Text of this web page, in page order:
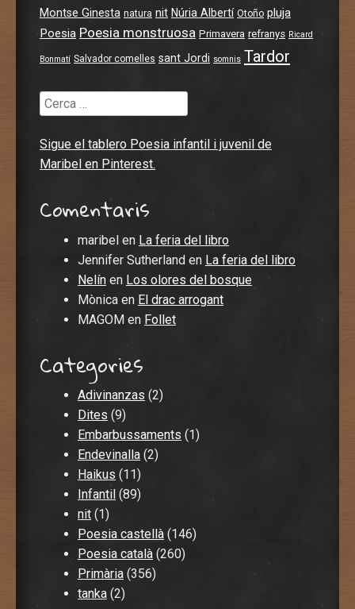
Montse Ginesta natura nit Núria Albertí Otoño pluja
Poesia Poesia monstruosa Primavera refranys Ricard
Bonmatí Salvador comelles sant Jordi somnis Tardor
Cerca
Sigue el tablero Poesia infantil i juvenil de
Maribel en Pinterest.
Comentaris
maribel en La feria del libro
Jennifer Sutherland en La feria del libro
Nelín en Los olores del bosque
Mònica en El drac arrogant
MAGOM en Follet
Categories
Adivinanzas (2)
Dites (9)
Embarbussaments (1)
Endevinalla (2)
Haikus (11)
Infantil (89)
nit (1)
Poesia castellà (146)
Poesia català (260)
Primària (356)
tanka (2)